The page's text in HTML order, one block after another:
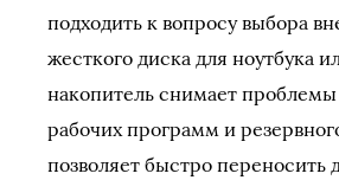
подходить к вопросу выбора
жесткого диска для ноутбука
накопитель снимает проблемы
рабочих программ и
позволяет быстро переносить